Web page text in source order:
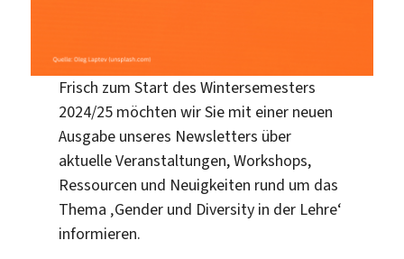
Frisch zum Start des Wintersemesters
2024/25 möchten wir Sie mit einer neuen
Ausgabe unseres Newsletters über
aktuelle Veranstaltungen, Workshops,
Ressourcen und Neuigkeiten rund um das
Thema ‚Gender und Diversity in der Lehre‘
informieren.